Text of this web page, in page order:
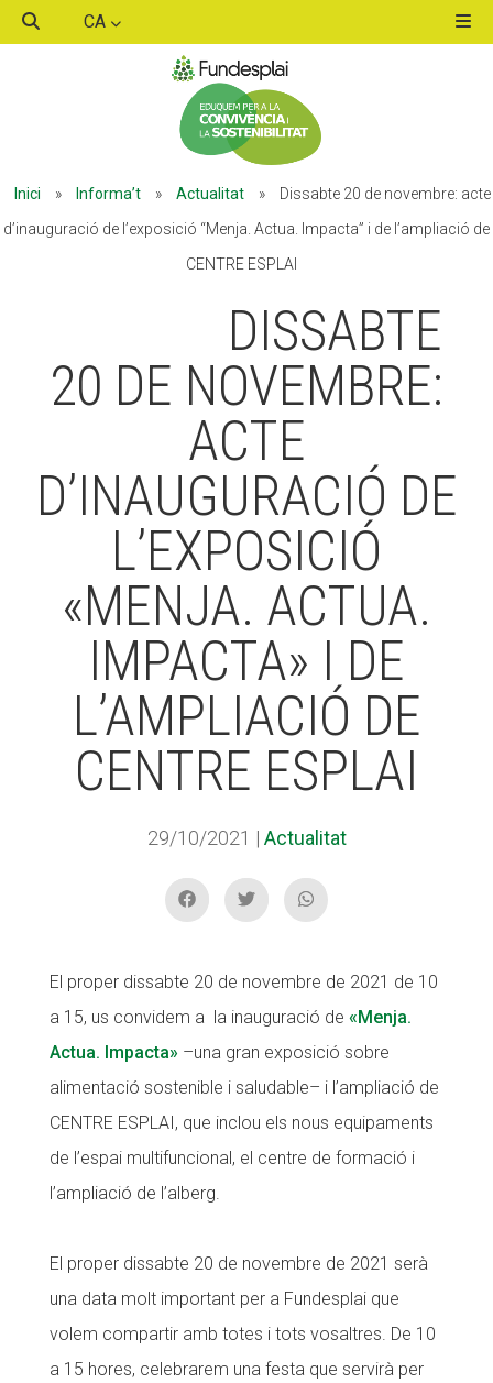
CA
Inici » Informa’t » Actualitat »
Dissabte 20 de novembre: acte
d’inauguració de l’exposició “Menja. Actua. Impacta” i de l’ampliació de
CENTRE ESPLAI
DISSABTE
20 DE NOVEMBRE:
ACTE
D’INAUGURACIÓ DE
L’EXPOSICIÓ
«MENJA. ACTUA.
IMPACTA» I DE
L’AMPLIACIÓ DE
CENTRE ESPLAI
29/10/2021 | Actualitat
El proper dissabte 20 de novembre de 2021 de 10
a 15, us convidem a la inauguració de «Menja.
Actua. Impacta» –una gran exposició sobre
alimentació sostenible i saludable– i l’ampliació de
CENTRE ESPLAI, que inclou els nous equipaments
de l’espai multifuncional, el centre de formació i
l’ampliació de l’alberg.
El proper dissabte 20 de novembre de 2021 serà
una data molt important per a Fundesplai que
volem compartir amb totes i tots vosaltres. De 10
a 15 hores, celebrarem una festa que servirà per
ACTIVITATS D'ESTIU
MÓN ESCOLAR
ALBERG CENTRE ESPLAI
FORMACIÓ
CASES DE COLÒNIES
ACCIÓ SOCIAL I JOVES
ESPLAIS
SUPORT TERCER SECTOR
CONEIX FUNDESPLAI
L'equip
Missió i valors
Els comptes clars
ACTUALITAT